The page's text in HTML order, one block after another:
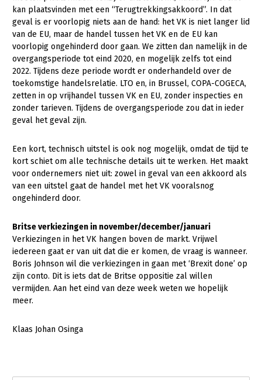
Contact
kan plaatsvinden met een “Terugtrekkingsakkoord”. In dat
geval is er voorlopig niets aan de hand: het VK is niet langer lid
van de EU, maar de handel tussen het VK en de EU kan
voorlopig ongehinderd door gaan. We zitten dan namelijk in de
overgangsperiode tot eind 2020, en mogelijk zelfs tot eind
2022. Tijdens deze periode wordt er onderhandeld over de
toekomstige handelsrelatie. LTO en, in Brussel, COPA-COGECA,
zetten in op vrijhandel tussen VK en EU, zonder inspecties en
zonder tarieven. Tijdens de overgangsperiode zou dat in ieder
geval het geval zijn.
Een kort, technisch uitstel is ook nog mogelijk, omdat de tijd te
kort schiet om alle technische details uit te werken. Het maakt
voor ondernemers niet uit: zowel in geval van een akkoord als
van een uitstel gaat de handel met het VK vooralsnog
ongehinderd door.
Britse verkiezingen in november/december/januari
Verkiezingen in het VK hangen boven de markt. Vrijwel
iedereen gaat er van uit dat die er komen, de vraag is wanneer.
Boris Johnson wil die verkiezingen in gaan met ‘Brexit done’ op
zijn conto. Dit is iets dat de Britse oppositie zal willen
vermijden. Aan het eind van deze week weten we hopelijk
meer.
Klaas Johan Osinga